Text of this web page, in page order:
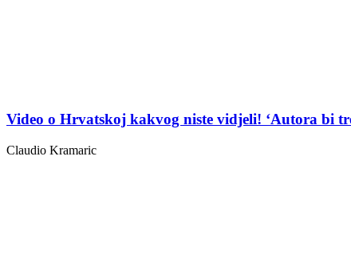
Video o Hrvatskoj kakvog niste vidjeli! ‘Autora bi
Claudio Kramaric